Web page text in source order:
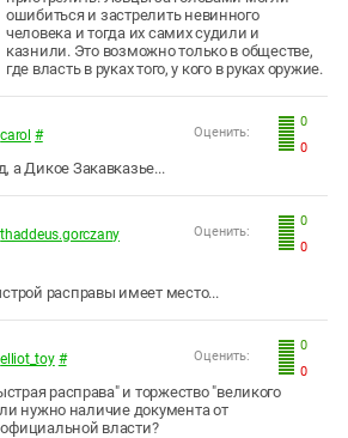
ошибиться и застрелить невинного
человека и тогда их самих судили и
казнили. Это возможно только в обществе,
где власть в руках того, у кого в руках оружие.
0
0
Оценить:
carol #
а Дикое Закавказье...
0
0
Оценить:
thaddeus.gorczany
расправы имеет место...
0
0
Оценить:
elliot_toy #
расправа" и торжество "великого
нужно наличие документа от
власти?